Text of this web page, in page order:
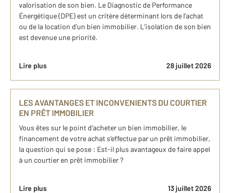
valorisation de son bien. Le Diagnostic de Performance
Énergétique (DPE) est un critère déterminant lors de l’achat
ou de la location d’un bien immobilier. L’isolation de son bien
est devenue une priorité.
Lire plus 28 juillet 2026
LES AVANTANGES ET INCONVENIENTS DU COURTIER
EN PRÊT IMMOBILIER
Vous êtes sur le point d’acheter un bien immobilier, le
financement de votre achat s’effectue par un prêt immobilier,
la question qui se pose : Est-il plus avantageux de faire appel
à un courtier en prêt immobilier ?
Lire plus 13 juillet 2026